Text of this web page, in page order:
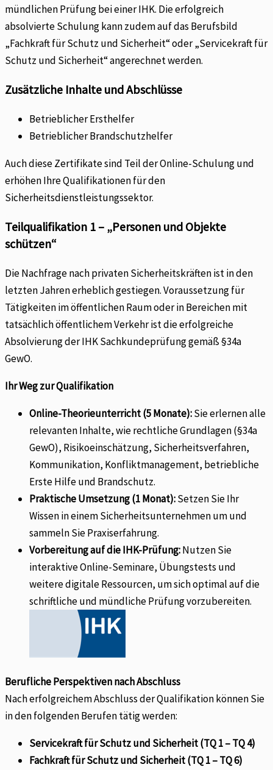
mündlichen Prüfung bei einer IHK. Die erfolgreich
absolvierte Schulung kann zudem auf das Berufsbild
„Fachkraft für Schutz und Sicherheit“ oder „Servicekraft für
Schutz und Sicherheit“ angerechnet werden.
Zusätzliche Inhalte und Abschlüsse
Betrieblicher Ersthelfer
Betrieblicher Brandschutzhelfer
Auch diese Zertifikate sind Teil der Online-Schulung und
erhöhen Ihre Qualifikationen für den
Sicherheitsdienstleistungssektor.
Teilqualifikation 1 – „Personen und Objekte
schützen“
Die Nachfrage nach privaten Sicherheitskräften ist in den
letzten Jahren erheblich gestiegen. Voraussetzung für
Tätigkeiten im öffentlichen Raum oder in Bereichen mit
tatsächlich öffentlichem Verkehr ist die erfolgreiche
Absolvierung der IHK Sachkundeprüfung gemäß §34a
GewO.
Ihr Weg zur Qualifikation
Online-Theorieunterricht (5 Monate):Sie erlernen alle
relevanten Inhalte, wie rechtliche Grundlagen (§34a
GewO), Risikoeinschätzung, Sicherheitsverfahren,
Kommunikation, Konfliktmanagement, betriebliche
Erste Hilfe und Brandschutz.
Praktische Umsetzung (1 Monat):Setzen Sie Ihr
Wissen in einem Sicherheitsunternehmen um und
sammeln Sie Praxiserfahrung.
Vorbereitung auf die IHK-Prüfung:Nutzen Sie
interaktive Online-Seminare, Übungstests und
weitere digitale Ressourcen, um sich optimal auf die
schriftliche und mündliche Prüfung vorzubereiten.
Berufliche Perspektiven nach Abschluss
Nach erfolgreichem Abschluss der Qualifikation können Sie
in den folgenden Berufen tätig werden:
Servicekraft für Schutz und Sicherheit (TQ 1 – TQ 4)
Fachkraft für Schutz und Sicherheit (TQ 1 – TQ 6)